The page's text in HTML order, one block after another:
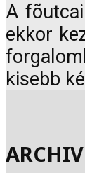
A
ekkor
kisebb
ARCHIV